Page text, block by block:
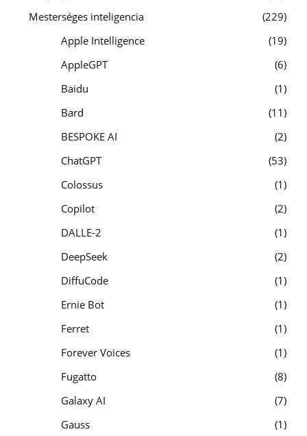
Mesterséges inteligencia
229
Apple Intelligence
19
AppleGPT
6
Baidu
1
Bard
11
BESPOKE AI
2
ChatGPT
53
Colossus
1
Copilot
2
DALLE-2
1
DeepSeek
2
DiffuCode
1
Ernie Bot
1
Ferret
1
Forever Voices
1
Fugatto
8
Galaxy AI
7
Gauss
1